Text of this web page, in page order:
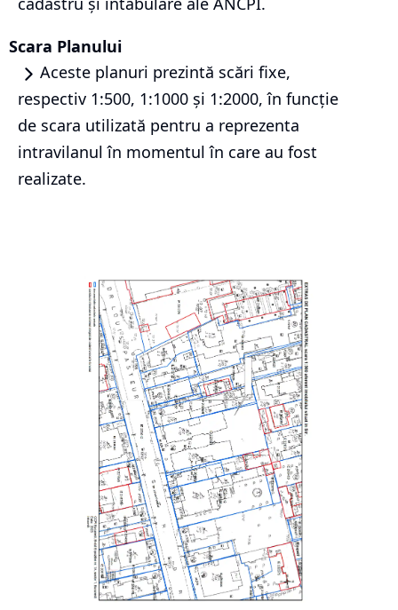
Scara Planului
Aceste planuri prezintă scări fixe,
respectiv 1:500, 1:1000 și 1:2000, în funcție
de scara utilizată pentru a reprezenta
intravilanul în momentul în care au fost
realizate.